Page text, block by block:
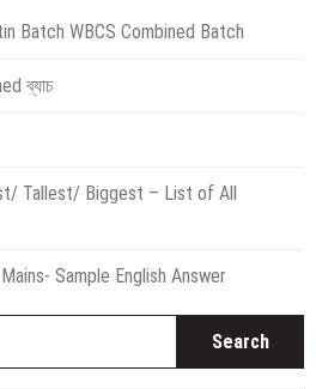
Batch WBCS Combined Batch
ব্যাচ
Tallest/ Biggest – List of All
Sample English Answer